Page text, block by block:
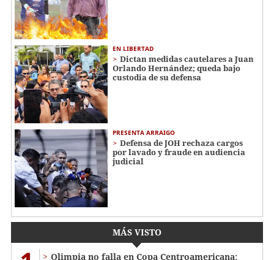
EN LIBERTAD
Dictan medidas cautelares a Juan
Orlando Hernández; queda bajo
custodia de su defensa
PRESENTA ARRAIGO
Defensa de JOH rechaza cargos
por lavado y fraude en audiencia
judicial
MÁS VISTO
Olimpia no falla en Copa Centroamericana: